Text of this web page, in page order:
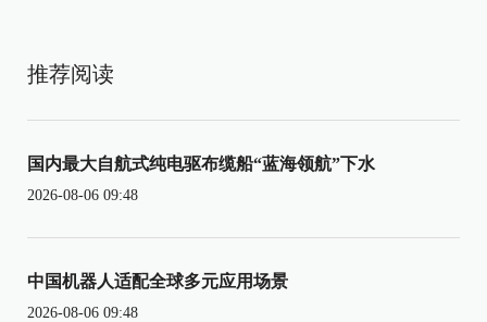
推荐阅读
国内最大自航式纯电驱布缆船“蓝海领航”下水
2026-08-06 09:48
中国机器人适配全球多元应用场景
2026-08-06 09:48